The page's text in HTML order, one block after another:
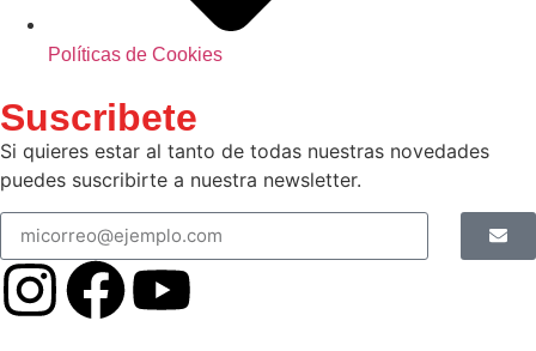
Políticas de Cookies
Suscribete
Si quieres estar al tanto de todas nuestras novedades
puedes suscribirte a nuestra newsletter.